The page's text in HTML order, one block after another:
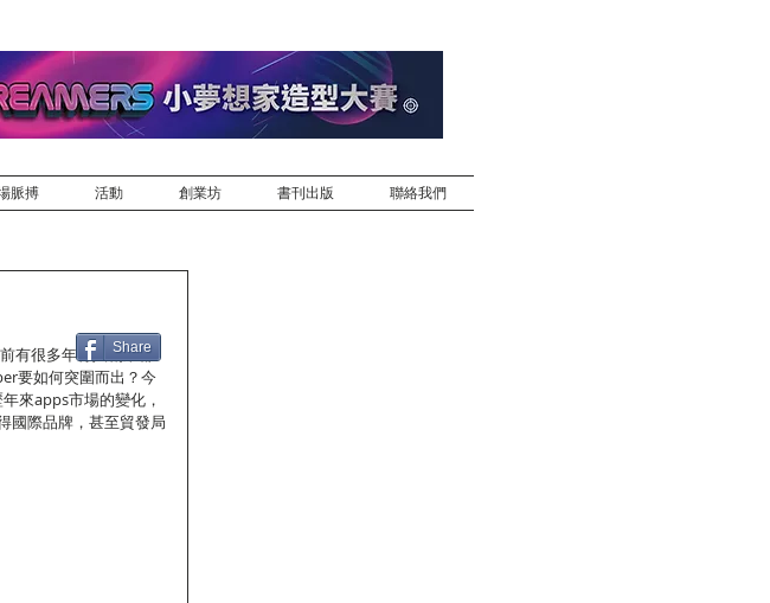
脈搏 活動 創業坊 書刊出版 聯絡我們
有很多年青人創業都
要如何突圍而出？今
來apps市場的變化，
國際品牌，甚至貿發局
Share